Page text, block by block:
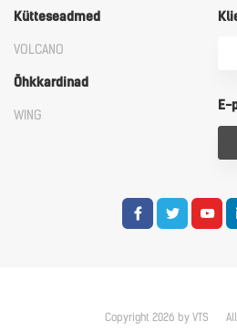
Kütteseadmed
VOLCANO
Õhkkardinad
WING
E-
Copyright 2026 by VTS